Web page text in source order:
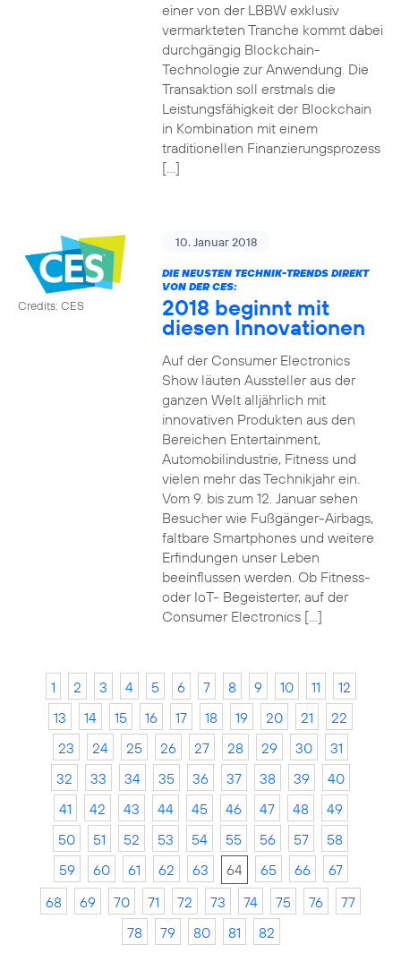
einer von der LBBW exklusiv
vermarkteten Tranche kommt dabei
durchgängig Blockchain-
Technologie zur Anwendung. Die
Transaktion soll erstmals die
Leistungsfähigkeit der Blockchain
in Kombination mit einem
traditionellen Finanzierungsprozess
[…]
Credits: CES
10. Januar 2018
DIE NEUSTEN TECHNIK-TRENDS DIREKT
VON DER CES:
2018 beginnt mit
diesen Innovationen
Auf der Consumer Electronics
Show läuten Aussteller aus der
ganzen Welt alljährlich mit
innovativen Produkten aus den
Bereichen Entertainment,
Automobilindustrie, Fitness und
vielen mehr das Technikjahr ein.
Vom 9. bis zum 12. Januar sehen
Besucher wie Fußgänger-Airbags,
faltbare Smartphones und weitere
Erfindungen unser Leben
beeinflussen werden. Ob Fitness-
oder IoT- Begeisterter, auf der
Consumer Electronics […]
1 2 3 4 5 6 7 8 9 10 11
12
13
14 15 16 17 18 19 20 21
22
23
24 25 26 27 28 29 30
31
32
33 34 35 36 37 38 39
40
41
42 43 44 45 46 47 48
49
50
51 52 53 54 55 56 57
58
59
60 61 62 63 64 65 66
67
68
69 70 71 72 73 74 75 76
77
78
79 80 81 82